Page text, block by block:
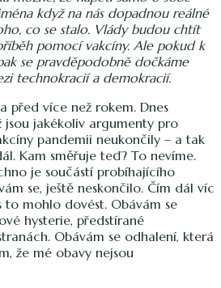
když na nás dopadnou reálné
co se stalo. Vlády budou chtít
pomocí vakcíny. Ale pokud k
se pravděpodobně dočkáme
technokracií a demokracií.
před více než rokem. Dnes
jsou jakékoliv argumenty pro
pandemii neukončily – a tak
Kam směřuje teď? To nevíme.
je součástí probíhajícího
se, ještě neskončilo. Čím dál víc
to mohlo dovést. Obávám se
hysterie, předstírané
Obávám se odhalení, která
že mé obavy nejsou